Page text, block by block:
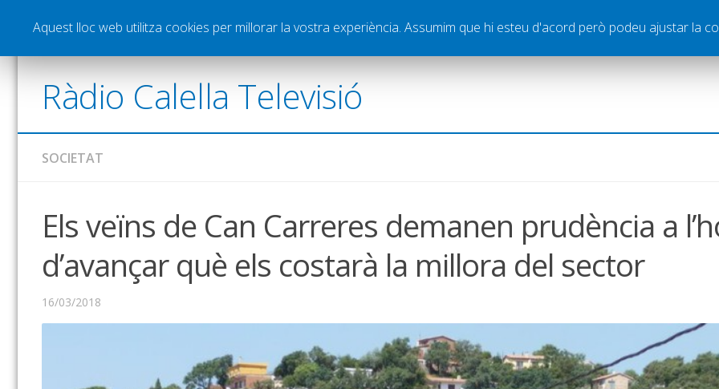
Notícies Esports Pòdcasts Vídeos Graella Publicitat Contacte
Ràdio Calella Televisió
SOCIETAT
Els veïns de Can Carreres demanen prudència a
d’avançar què els costarà la millora del sector
16/03/2018
Aquest lloc web utilitza cookies per millorar la vostra experiència. Assumim que hi esteu d'acord però podeu ajustar la